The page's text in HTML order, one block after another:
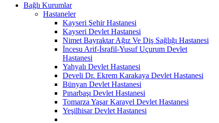
Bağlı Kurumlar
Hastaneler
Kayseri Şehir Hastanesi
Kayseri Devlet Hastanesi
Nimet Bayraktar Ağız Ve Diş Sağlığı Hastanesi
İncesu Arif-İsrafil-Yusuf Uçurum Devlet
Hastanesi
Yahyalı Devlet Hastanesi
Develi Dr. Ekrem Karakaya Devlet Hastanesi
Bünyan Devlet Hastanesi
Pınarbaşı Devlet Hastanesi
Tomarza Yaşar Karayel Devlet Hastanesi
Yeşilhisar Devlet Hastanesi